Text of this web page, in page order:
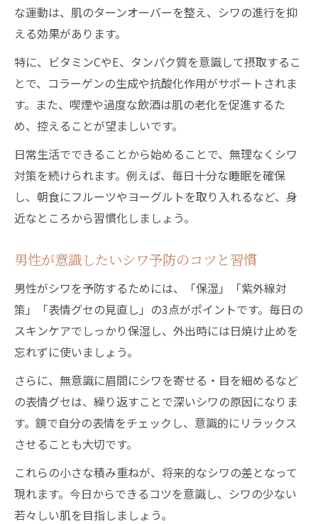
な運動は、肌のターンオーバーを整え、シワの進行を抑
える効果があります。
特に、ビタミンCやE、タンパク質を意識して摂取するこ
とで、コラーゲンの生成や抗酸化作用がサポートされま
す。また、喫煙や過度な飲酒は肌の老化を促進するた
め、控えることが望ましいです。
日常生活でできることから始めることで、無理なくシワ
対策を続けられます。例えば、毎日十分な睡眠を確保
し、朝食にフルーツやヨーグルトを取り入れるなど、身
近なところから習慣化しましょう。
男性が意識したいシワ予防のコツと習慣
男性がシワを予防するためには、「保湿」「紫外線対
策」「表情グセの見直し」の3点がポイントです。毎日の
スキンケアでしっかり保湿し、外出時には日焼け止めを
忘れずに使いましょう。
さらに、無意識に眉間にシワを寄せる・目を細めるなど
の表情グセは、繰り返すことで深いシワの原因になりま
す。鏡で自分の表情をチェックし、意識的にリラックス
させることも大切です。
これらの小さな積み重ねが、将来的なシワの差となって
現れます。今日からできるコツを意識し、シワの少ない
若々しい肌を目指しましょう。